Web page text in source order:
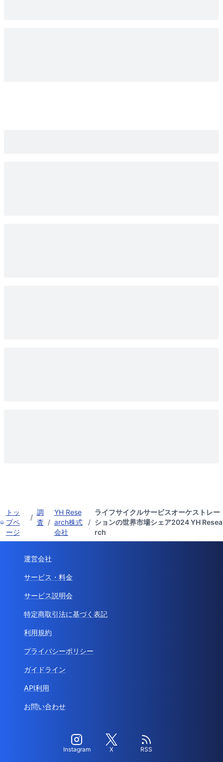
トッ
プペ
ージ
/
調
査 /
YH Rese
arch株式
会社
/
ライフサイクルサービスオーケストレー
ションの世界市場シェア2024 YH Resea
rch
運営会社
サービス・料金
サービス説明会
特定商取引法に基づく表記
利用規約
プライバシーポリシー
ガイドライン
API利用
お問い合わせ
Instagram X RSS